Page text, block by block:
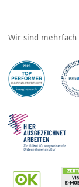
Wir sind mehrfach